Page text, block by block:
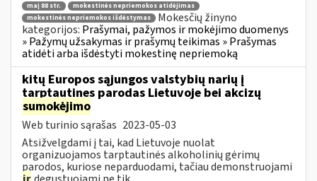
maį 88 str.
mokestinės nepriemokos atidėjimas
mokestinės nepriemokos išdėstymas
Mokesčių žinyno
kategorijos: Prašymai, pažymos ir mokėjimo duomenys
» Pažymų užsakymas ir prašymų teikimas » Prašymas
atidėti arba išdėstyti mokestinę nepriemoką
kitų Europos sąjungos valstybių narių į
tarptautines parodas Lietuvoje bei akcizų
sumokėjimo
Web turinio sąrašas 2023-05-03
Atsižvelgdami į tai, kad Lietuvoje nuolat
organizuojamos tarptautinės alkoholinių gėrimų
parodos, kuriose neparduodami, tačiau demonstruojami